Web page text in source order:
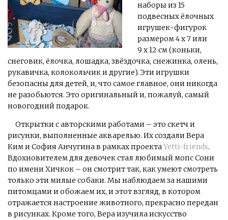
наборы из 15
подвесных ёлочных
игрушек-фигурок
размером 4 х 7 или
9 х 12 см (коньки,
снеговик, ёлочка, лошадка, звёздочка, снежинка, олень,
рукавичка, колокольчик и другие). Эти игрушки
безопасны для детей, и, что самое главное, они никогда
не разобьются. Это оригинальный и, пожалуй, самый
новогодний подарок.
Открытки с авторскими работами – это скетч и
рисунки, выполненные акварелью. Их создали Вера
Ким и София Анчугина в рамках проектаYetti-friends.
Вдохновителем для девочек стал любимый мопс Сони
по имени Хичкок – он смотрит так, как умеют смотреть
только эти милые собаки. Мы наблюдаем за нашими
питомцами и обожаем их, и этот взгляд, в котором
отражается настроение животного, прекрасно передан
в рисунках. Кроме того, Вера изучила искусство